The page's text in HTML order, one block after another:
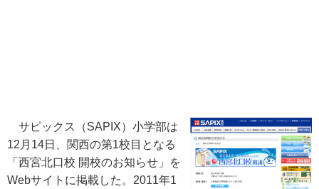
サピックス（SAPIX）小学部は
12月14日、関西の第1校目となる
「西宮北口校 開校のお知らせ」を
Webサイトに掲載した。2011年1